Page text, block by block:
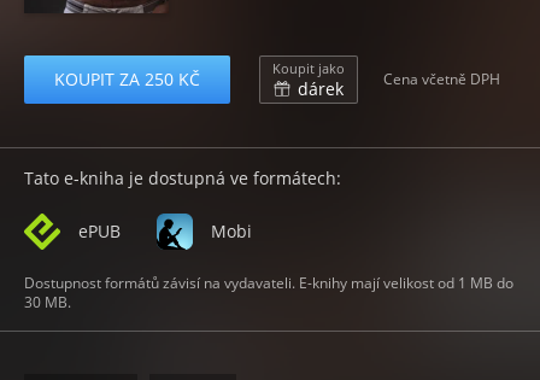
KOUPIT ZA 250 KČ Koupit jako
dárek Cena včetně DPH
Tato e-kniha je dostupná ve formátech:
ePUB Mobi
Dostupnost formátů závisí na vydavateli. E-knihy mají velikost od 1 MB do
30 MB.